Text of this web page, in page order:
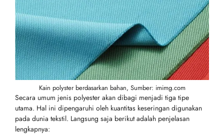
Kain polyster berdasarkan bahan, Sumber: imimg.com
Secara umum jenis polyester akan dibagi menjadi tiga tipe
utama. Hal ini dipengaruhi oleh kuantitas keseringan digunakan
pada dunia tekstil. Langsung saja berikut adalah penjelasan
lengkapnya: